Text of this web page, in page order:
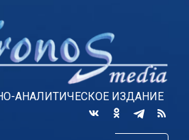
АНАЛИТИЧЕСКОЕ ИЗДАНИЕ